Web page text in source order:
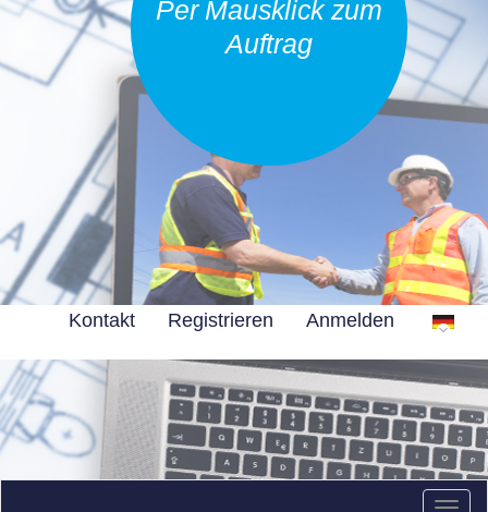
Per Mausklick zum
Auftrag
Kontakt Registrieren Anmelden